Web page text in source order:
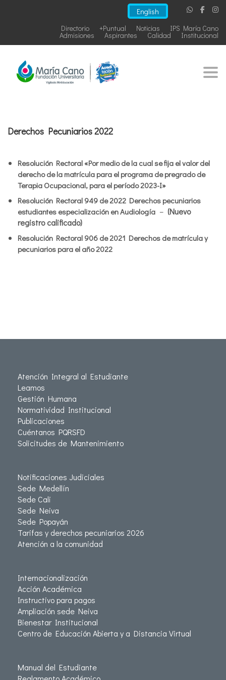
English
IPS María Cano
Noticias
+Puntual
Directorio
Institucional
Calidad
Aspirantes
Admisiones
Derechos Pecuniarios 2022
Resolución Rectoral «Por medio de la cual se fija el valor del
derecho de la matrícula para el programa de pregrado de
Terapia Ocupacional, para el período 2023-I»
Resolución Rectoral 949 de 2022 Derechos pecuniarios
estudiantes especialización en Audiología – (Nuevo
registro calificado)
Resolución Rectoral 906 de 2021 Derechos de matrícula y
pecuniarios para el año 2022
Atención Integral al Estudiante
Leamos
Gestión Humana
Normatividad Institucional
Publicaciones
Cuéntanos PQRSFD
Solicitudes de Mantenimiento
Notificaciones Judiciales
Sede Medellín
Sede Cali
Sede Neiva
Sede Popayán
Tarifas y derechos pecuniarios 2026
Atención a la comunidad
Internacionalización
Acción Académica
Instructivo para pagos
Ampliación sede Neiva
Bienestar Institucional
Centro de Educación Abierta y a Distancia Virtual
Manual del Estudiante